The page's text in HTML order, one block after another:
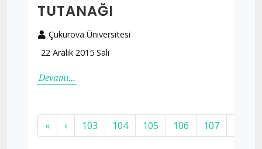
TUTANAĞI
Çukurova Üniversitesi
22 Aralık 2015 Salı
Devamı...
« ‹ 103 104 105 106 107